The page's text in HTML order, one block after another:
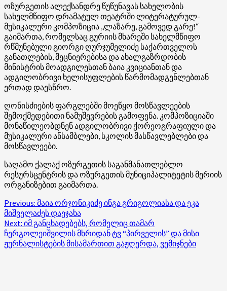
ოზურგეთის ალექსანდრე წუწუნავას სახელობის
სახელმწიფო დრამატულ თეატრში ლიტერატურულ-
მუსიკალური კომპოზიცია ,,ლაზარე, გამოვედ გარე!“
გაიმართა, რომელსაც გურიის მხარეში სახელმწიფო
რწმუნებული გიორგი ღურჯუმელიძე საქართველოს
განათლების, მეცნიერებისა და ახალგაზრდობის
მინისტრის მოადგილესთან ბაია კვიციანთან და
ადგილობრივი ხელისუფლების წარმომადგენლებთან
ერთად დაესწრო.
ღონისძიების ფარგლებში მოეწყო მოსწავლეების
შემოქმედებითი ნამუშევრების გამოფენა. კომპოზიციაში
მონაწილეობდნენ ადგილობრივი ქორეოგრაფიული და
მუსიკალური ანსამბლები, სკოლის მასწავლებლები და
მოსწავლეები.
საღამო ქალაქ ოზურგეთის საგანმანათლებლო
რესურსცენტრის და ოზურგეთის მუნიციპალიტეტის მერიის
ორგანიზებით გაიმართა.
Post
navigation
Previous: მაია ორჯონიკიძე ინგა გრიგოლიასა და ეკა
მიშველაძეს დაეჯახა
Next: იმ განცხადებებს, რომელიც თამარ
ჩერგოლეიშვილის მხრიდან ტვ “პირველის” და მისი
ჟურნალისტების მისამართით გაჟღერდა, ვემიჯნები